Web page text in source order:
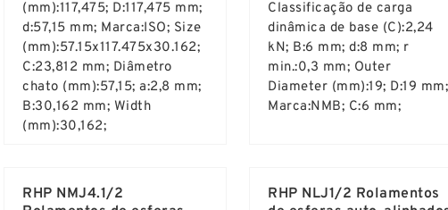
(mm):117,475; D:117,475 mm;
d:57,15 mm; Marca:ISO; Size
(mm):57.15x117.475x30.162;
C:23,812 mm; Diâmetro
chato (mm):57,15; a:2,8 mm;
B:30,162 mm; Width
(mm):30,162;
Classificação de carga
dinâmica de base (C):2,24
kN; B:6 mm; d:8 mm; r
min.:0,3 mm; Outer
Diameter (mm):19; D:19 mm;
Marca:NMB; C:6 mm;
RHP NMJ4.1/2
RHP NLJ1/2 Rolamentos